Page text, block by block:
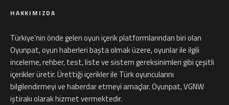
HAKKIMIZDA
Türkiye’nin önde gelen oyun içerik platformlarından biri olan
Oyunpat, oyun haberleri başta olmak üzere, oyunlar ile ilgili
inceleme, rehber, test, liste ve sistem gereksinimleri gibi çeşitli
içerikler üretir. Ürettiği içerikler ile Türk oyuncularını
bilgilendirmeyi ve haberdar etmeyi amaçlar. Oyunpat, VGNW
iştirakı olarak hizmet vermektedir.